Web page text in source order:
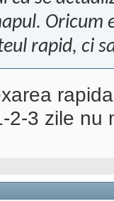
Oricum
rapid, ci
2-3 zile nu